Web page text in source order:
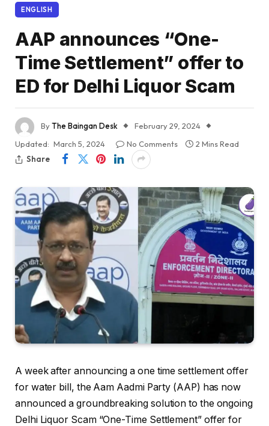
ENGLISH
AAP announces “One-
Time Settlement” offer to
ED for Delhi Liquor Scam
ByThe Baingan Desk
February 29, 2024
Updated: March 5, 2024 No Comments
2 Mins Read
Share
A week after announcing a one time settlement offer
for water bill, the Aam Aadmi Party (AAP) has now
announced a groundbreaking solution to the ongoing
Delhi Liquor Scam “One-Time Settlement” offer for